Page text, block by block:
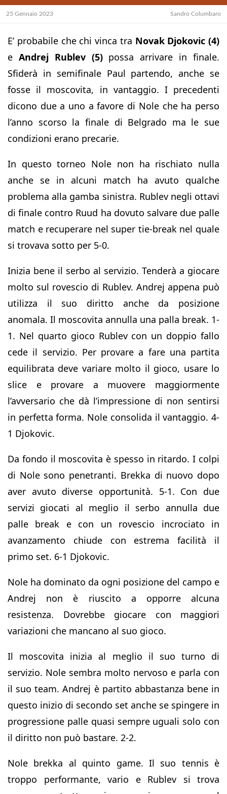
25 Gennaio 2023 Sandro Columbaro
E’ probabile che chi vinca tra Novak Djokovic (4)
e Andrej Rublev (5) possa arrivare in finale.
Sfiderà in semifinale Paul partendo, anche se
fosse il moscovita, in vantaggio. I precedenti
dicono due a uno a favore di Nole che ha perso
l’anno scorso la finale di Belgrado ma le sue
condizioni erano precarie.
In questo torneo Nole non ha rischiato nulla
anche se in alcuni match ha avuto qualche
problema alla gamba sinistra. Rublev negli ottavi
di finale contro Ruud ha dovuto salvare due palle
match e recuperare nel super tie-break nel quale
si trovava sotto per 5-0.
Inizia bene il serbo al servizio. Tenderà a giocare
molto sul rovescio di Rublev. Andrej appena può
utilizza il suo diritto anche da posizione
anomala. Il moscovita annulla una palla break. 1-
1. Nel quarto gioco Rublev con un doppio fallo
cede il servizio. Per provare a fare una partita
equilibrata deve variare molto il gioco, usare lo
slice e provare a muovere maggiormente
l’avversario che dà l’impressione di non sentirsi
in perfetta forma. Nole consolida il vantaggio. 4-
1 Djokovic.
Da fondo il moscovita è spesso in ritardo. I colpi
di Nole sono penetranti. Brekka di nuovo dopo
aver avuto diverse opportunità. 5-1. Con due
servizi giocati al meglio il serbo annulla due
palle break e con un rovescio incrociato in
avanzamento chiude con estrema facilità il
primo set. 6-1 Djokovic.
Nole ha dominato da ogni posizione del campo e
Andrej non è riuscito a opporre alcuna
resistenza. Dovrebbe giocare con maggiori
variazioni che mancano al suo gioco.
Il moscovita inizia al meglio il suo turno di
servizio. Nole sembra molto nervoso e parla con
il suo team. Andrej è partito abbastanza bene in
questo inizio di secondo set anche se spingere in
progressione palle quasi sempre uguali solo con
il diritto non può bastare. 2-2.
Nole brekka al quinto game. Il suo tennis è
troppo performante, vario e Rublev si trova